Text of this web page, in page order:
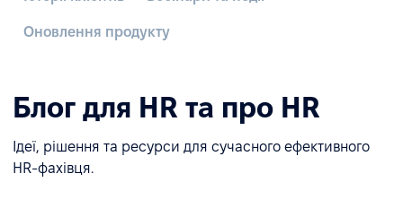
Оновлення продукту
Блог для HR та про HR
Ідеї, рішення та ресурси для сучасного ефективного
HR-фахівця.